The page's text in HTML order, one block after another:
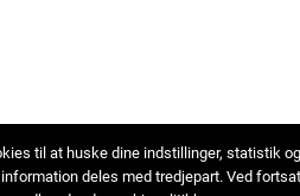
til at huske dine indstillinger, statistik
deles med tredjepart. Ved